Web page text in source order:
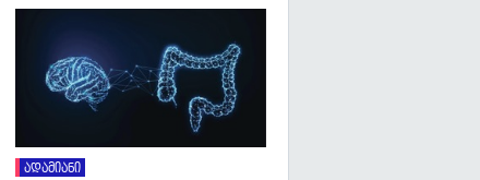
გადახედვა
ადამიანი